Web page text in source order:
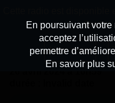
Détails De
à 10h59
En poursuivant
acceptez
permettre
En savoir plus
Non merci